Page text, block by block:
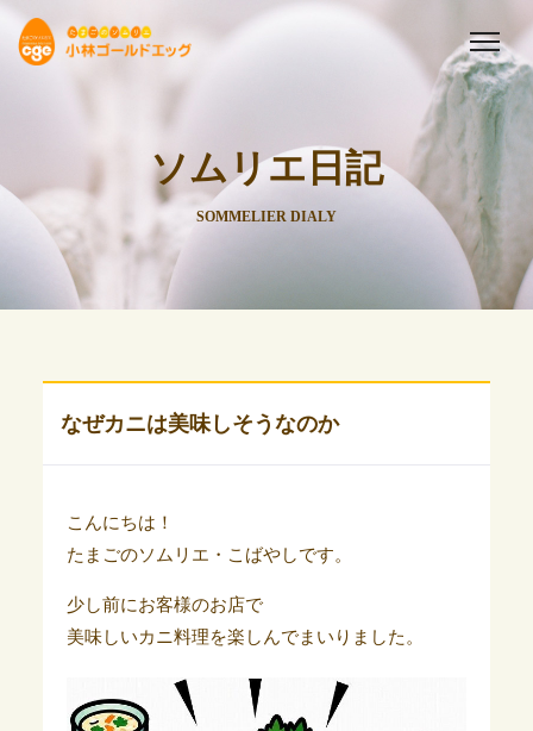
ソムリエ日記
SOMMELIER DIALY
なぜカニは美味しそうなのか
こんにちは！
たまごのソムリエ・こばやしです。
少し前にお客様のお店で
美味しいカニ料理を楽しんでまいりました。